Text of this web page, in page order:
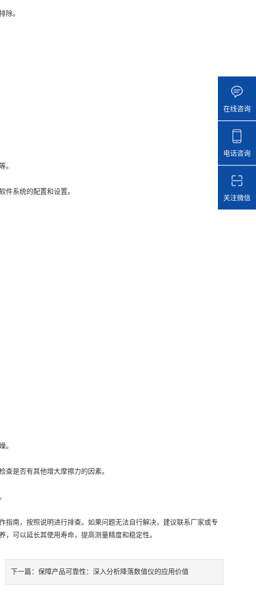
除。
。
系统的配置和设置。
。
是否有其他增大摩擦力的因素。
指南，按照说明进行排查。如果问题无法自行解决，建议联系厂家或专
可以延长其使用寿命，提高测量精度和稳定性。
下一篇：保障产品可靠性：深入分析降落数值仪的应用价值
在线咨询
电话咨询
关注微信